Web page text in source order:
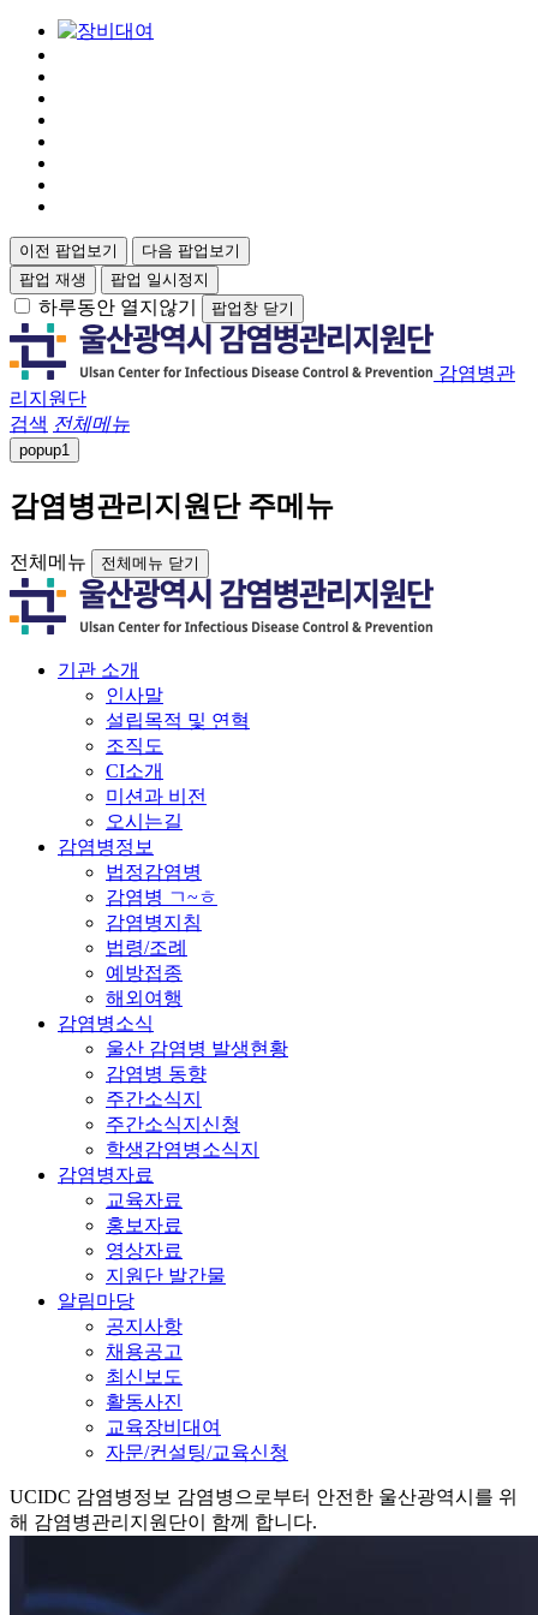
이전 팝업보기
다음 팝업보기
팝업 재생
팝업 일시정지
하루동안 열지않기 팝업창 닫기
감염병관
리지원단
검색 전체메뉴
popup1
감염병관리지원단 주메뉴
전체메뉴 전체메뉴 닫기
기관 소개
인사말
설립목적 및 연혁
조직도
CI소개
미션과 비전
오시는길
감염병정보
법정감염병
감염병 ㄱ~ㅎ
감염병지침
법령/조례
예방접종
해외여행
감염병소식
울산 감염병 발생현황
감염병 동향
주간소식지
주간소식지신청
학생감염병소식지
감염병자료
교육자료
홍보자료
영상자료
지원단 발간물
알림마당
공지사항
채용공고
최신보도
활동사진
교육장비대여
자문/컨설팅/교육신청
UCIDC 감염병정보 감염병으로부터 안전한 울산광역시를 위
해 감염병관리지원단이 함께 합니다.